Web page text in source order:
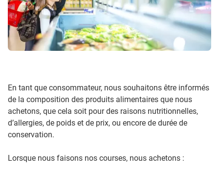
En tant que consommateur, nous souhaitons être informés
de la composition des produits alimentaires que nous
achetons, que cela soit pour des raisons nutritionnelles,
d’allergies, de poids et de prix, ou encore de durée de
conservation.
Lorsque nous faisons nos courses, nous achetons :